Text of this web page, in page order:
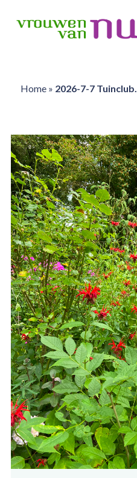
Home» 2026-7-7 Tuinclub.